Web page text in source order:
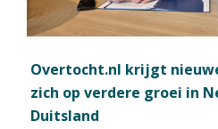
Overtocht.nl krijgt
zich op verdere groei in
Duitsland